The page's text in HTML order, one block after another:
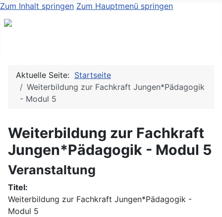
Zum Inhalt springen Zum Hauptmenü springen
Aktuelle Seite: Startseite
Weiterbildung zur Fachkraft Jungen*Pädagogik
- Modul 5
Weiterbildung zur Fachkraft
Jungen*Pädagogik - Modul 5
Veranstaltung
Titel:
Weiterbildung zur Fachkraft Jungen*Pädagogik -
Modul 5